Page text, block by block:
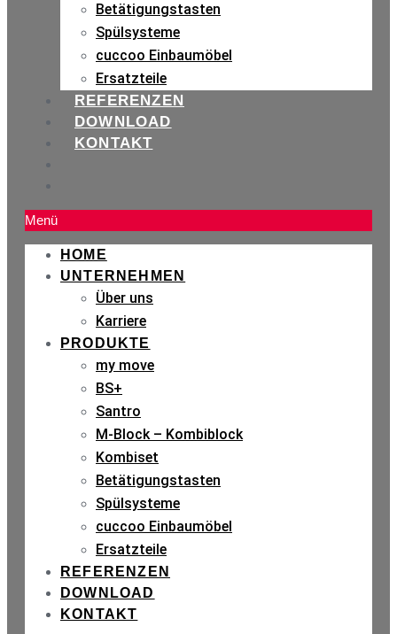
Betätigungstasten
Spülsysteme
cuccoo Einbaumöbel
Ersatzteile
REFERENZEN
DOWNLOAD
KONTAKT
Menü
HOME
UNTERNEHMEN
Über uns
Karriere
PRODUKTE
my move
BS+
Santro
M-Block – Kombiblock
Kombiset
Betätigungstasten
Spülsysteme
cuccoo Einbaumöbel
Ersatzteile
REFERENZEN
DOWNLOAD
KONTAKT